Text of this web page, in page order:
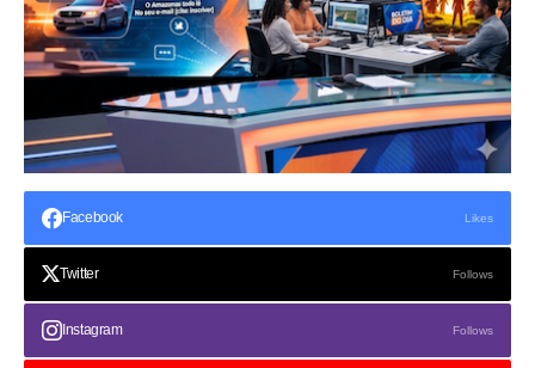
Facebook Likes
Twitter Follows
Instagram Follows